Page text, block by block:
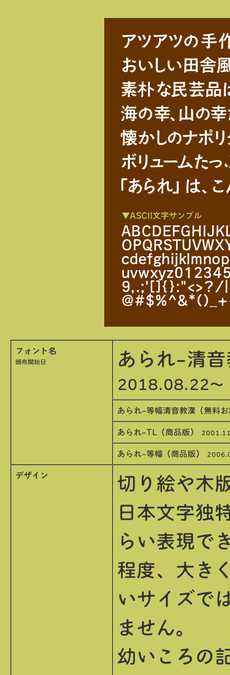
フォント名
頒布開始日 あられ-清音
2018.08.22〜
あられ-等幅清音教漢（無料
あられ-TL（商品版）
あられ-等幅（商品版）
デザイン
切り絵や木
日本文字独
らい表現で
程度、大き
いサイズで
ません。
幼いころの